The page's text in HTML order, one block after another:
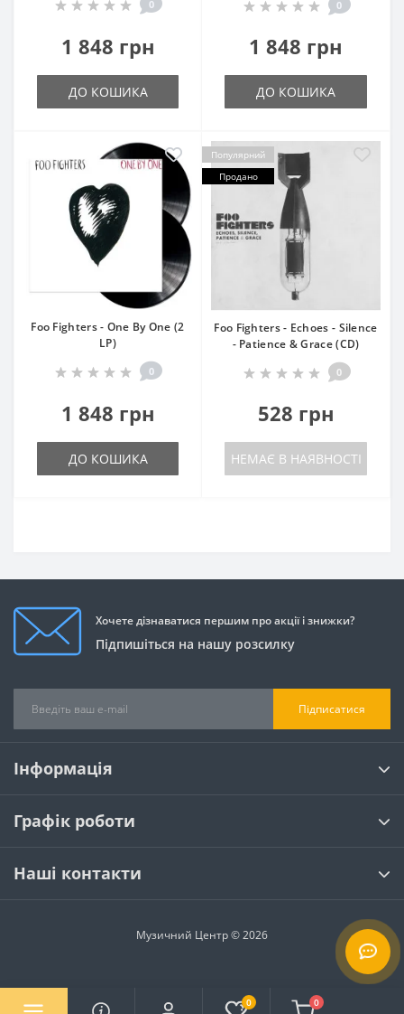
0 0
0
1 848 грн
ДО КОШИКА
0
1 848 грн
ДО КОШИКА
Foo Fighters - One By One (2
LP)
0
1 848 грн
ДО КОШИКА
Популярний
Продано
Foo Fighters - Echoes - Silence
- Patience & Grace (CD)
0
528 грн
НЕМАЄ В НАЯВНОСТІ
Хочете дізнаватися першим про акції і знижки?
Підпишіться на нашу розсилку
Підписатися
Інформація
Графік роботи
Наші контакти
Музичний Центр © 2026